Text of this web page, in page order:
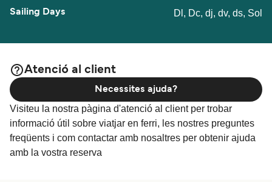
Dl, Dc, dj, dv, ds, Sol
Atenció al client
Visiteu la nostra pàgina d'atenció al client per trobar
informació útil sobre viatjar en ferri, les nostres preguntes
freqüents i com contactar amb nosaltres per obtenir ajuda
amb la vostra reserva
Necessites ajuda?